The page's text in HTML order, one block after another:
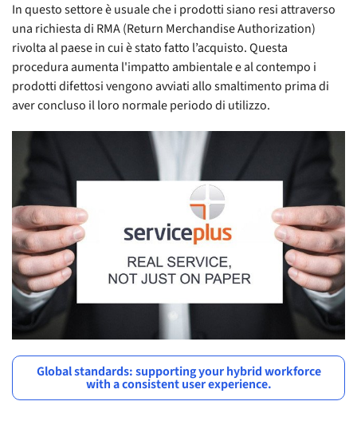
In questo settore è usuale che i prodotti siano resi attraverso
una richiesta di RMA (Return Merchandise Authorization)
rivolta al paese in cui è stato fatto l’acquisto. Questa
procedura aumenta l'impatto ambientale e al contempo i
prodotti difettosi vengono avviati allo smaltimento prima di
aver concluso il loro normale periodo di utilizzo.
Global standards: supporting your hybrid workforce
with a consistent user experience.